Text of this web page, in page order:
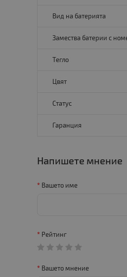
Вид на батерията
Замества батерии с
Тегло
Цвят
Статус
Гаранция
Напишете мнение
Вашето име
Рейтинг
Вашето мнение